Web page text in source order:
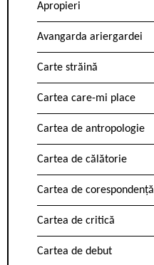
Apropieri
Avangarda ariergardei
Carte străină
Cartea care-mi place
Cartea de antropologie
Cartea de călătorie
Cartea de corespondență
Cartea de critică
Cartea de debut